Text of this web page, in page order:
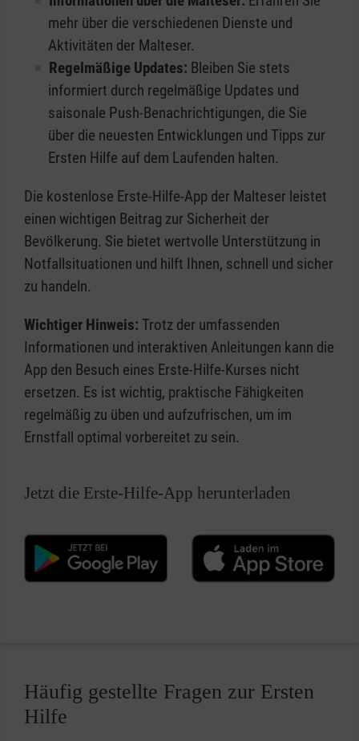
mehr über die verschiedenen Dienste und
Aktivitäten der Malteser.
Regelmäßige Updates: Bleiben Sie stets
informiert durch regelmäßige Updates und
saisonale Push-Benachrichtigungen, die Sie
über die neuesten Entwicklungen und Tipps zur
Ersten Hilfe auf dem Laufenden halten.
Die kostenlose Erste-Hilfe-App der Malteser leistet
einen wichtigen Beitrag zur Sicherheit der
Bevölkerung. Sie bietet wertvolle Unterstützung in
Notfallsituationen und hilft Ihnen, schnell und sicher
zu handeln.
Wichtiger Hinweis: Trotz der umfassenden
Informationen und interaktiven Anleitungen kann die
App den Besuch eines Erste-Hilfe-Kurses nicht
ersetzen. Es ist wichtig, praktische Fähigkeiten
regelmäßig zu üben und aufzufrischen, um im
Ernstfall optimal vorbereitet zu sein.
Jetzt die Erste-Hilfe-App herunterladen
Häufig gestellte Fragen zur Ersten
Hilfe